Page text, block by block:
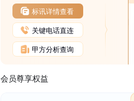
标讯详情查看
关键电话直连
甲方分析查询
会员尊享权益